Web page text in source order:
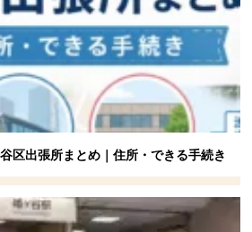
区出張所まとめ｜住所・できる手続き